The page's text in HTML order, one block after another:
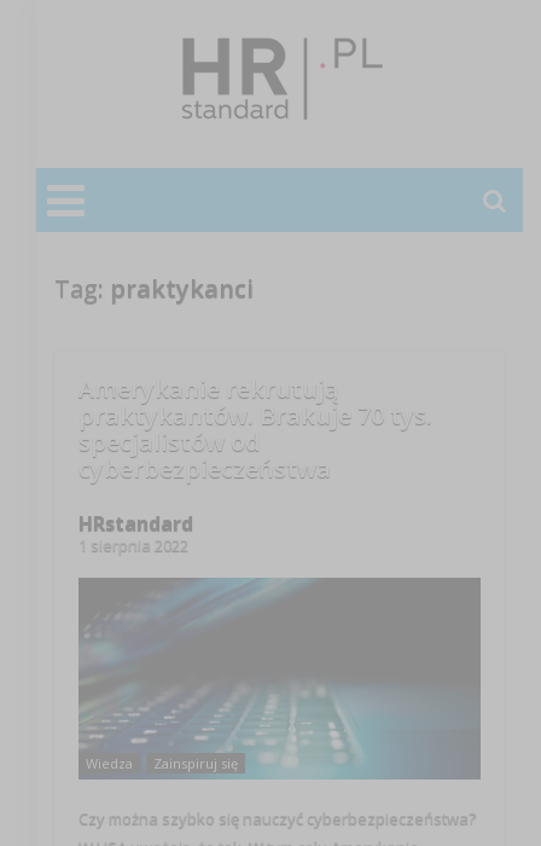
Tag: praktykanci
Amerykanie rekrutują
praktykantów. Brakuje 70 tys.
specjalistów od
cyberbezpieczeństwa
HRstandard
1 sierpnia 2022
Wiedza Zainspiruj się
Czy można szybko się nauczyć cyberbezpieczeństwa?